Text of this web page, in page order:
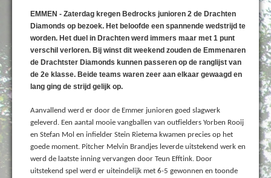
Fotoboek
EMMEN - Zaterdag kregen Bedrocks junioren 2 de Drachten
Diamonds op bezoek. Het beloofde een spannende wedstrijd te
worden. Het duel in Drachten werd immers maar met 1 punt
verschil verloren. Bij winst dit weekend zouden de Emmenaren
de Drachtster Diamonds kunnen passeren op de ranglijst van
de 2e klasse. Beide teams waren zeer aan elkaar gewaagd en
lang ging de strijd gelijk op.
Aanvallend werd er door de Emmer junioren goed slagwerk
geleverd. Een aantal mooie vangballen van outfielders Yorben Rooij
en Stefan Mol en infielder Stein Rietema kwamen precies op het
goede moment. Pitcher Melvin Brandjes leverde uitstekend werk en
werd de laatste inning vervangen door Teun Efftink. Door
uitstekend spel werd er uiteindelijk met 6-5 gewonnen en toonde